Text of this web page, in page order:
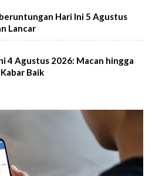
Hari Ini 5 Agustus
Lancar
4 Agustus 2026: Macan hingga
Baik